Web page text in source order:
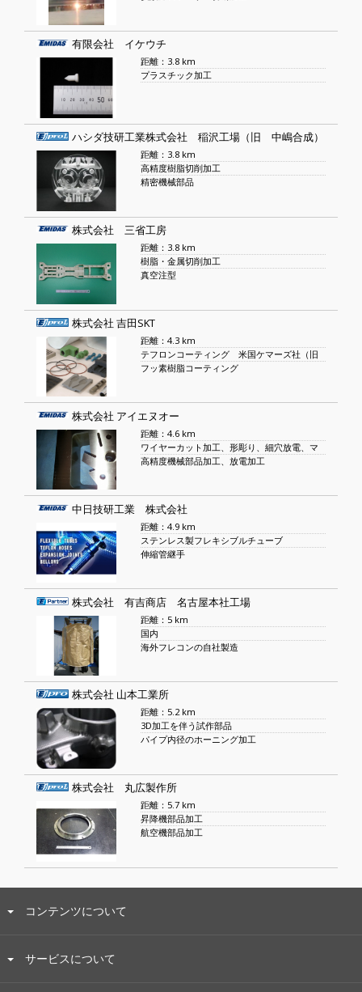
有限会社 イケウチ
距離：3.8 km
プラスチック加工
ハシダ技研工業株式会社 稲沢工場（旧 中嶋合成）
距離：3.8 km
高精度樹脂切削加工
精密機械部品
株式会社 三省工房
距離：3.8 km
樹脂・金属切削加工
真空注型
株式会社 吉田SKT
距離：4.3 km
テフロンコーティング 米国ケマーズ社（旧
フッ素樹脂コーティング
株式会社 アイエヌオー
距離：4.6 km
ワイヤーカット加工、形彫り、細穴放電、マ
高精度機械部品加工、放電加工
中日技研工業 株式会社
距離：4.9 km
ステンレス製フレキシブルチューブ
伸縮管継手
株式会社 有吉商店 名古屋本社工場
距離：5 km
国内
海外フレコンの自社製造
株式会社 山本工業所
距離：5.2 km
3D加工を伴う試作部品
パイプ内径のホーニング加工
株式会社 丸広製作所
距離：5.7 km
昇降機部品加工
航空機部品加工
コンテンツについて
サービスについて